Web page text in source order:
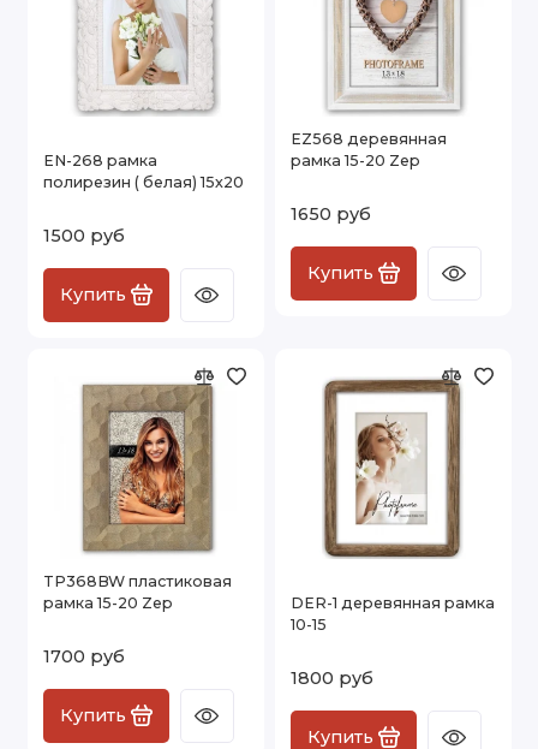
EN-268 рамка
полирезин ( белая) 15х20
1500 руб
Купить
EZ568 деревянная
рамка 15-20 Zep
1650 руб
Купить
TP368BW пластиковая
рамка 15-20 Zep
1700 руб
Купить
DER-1 деревянная рамка
10-15
1800 руб
Купить